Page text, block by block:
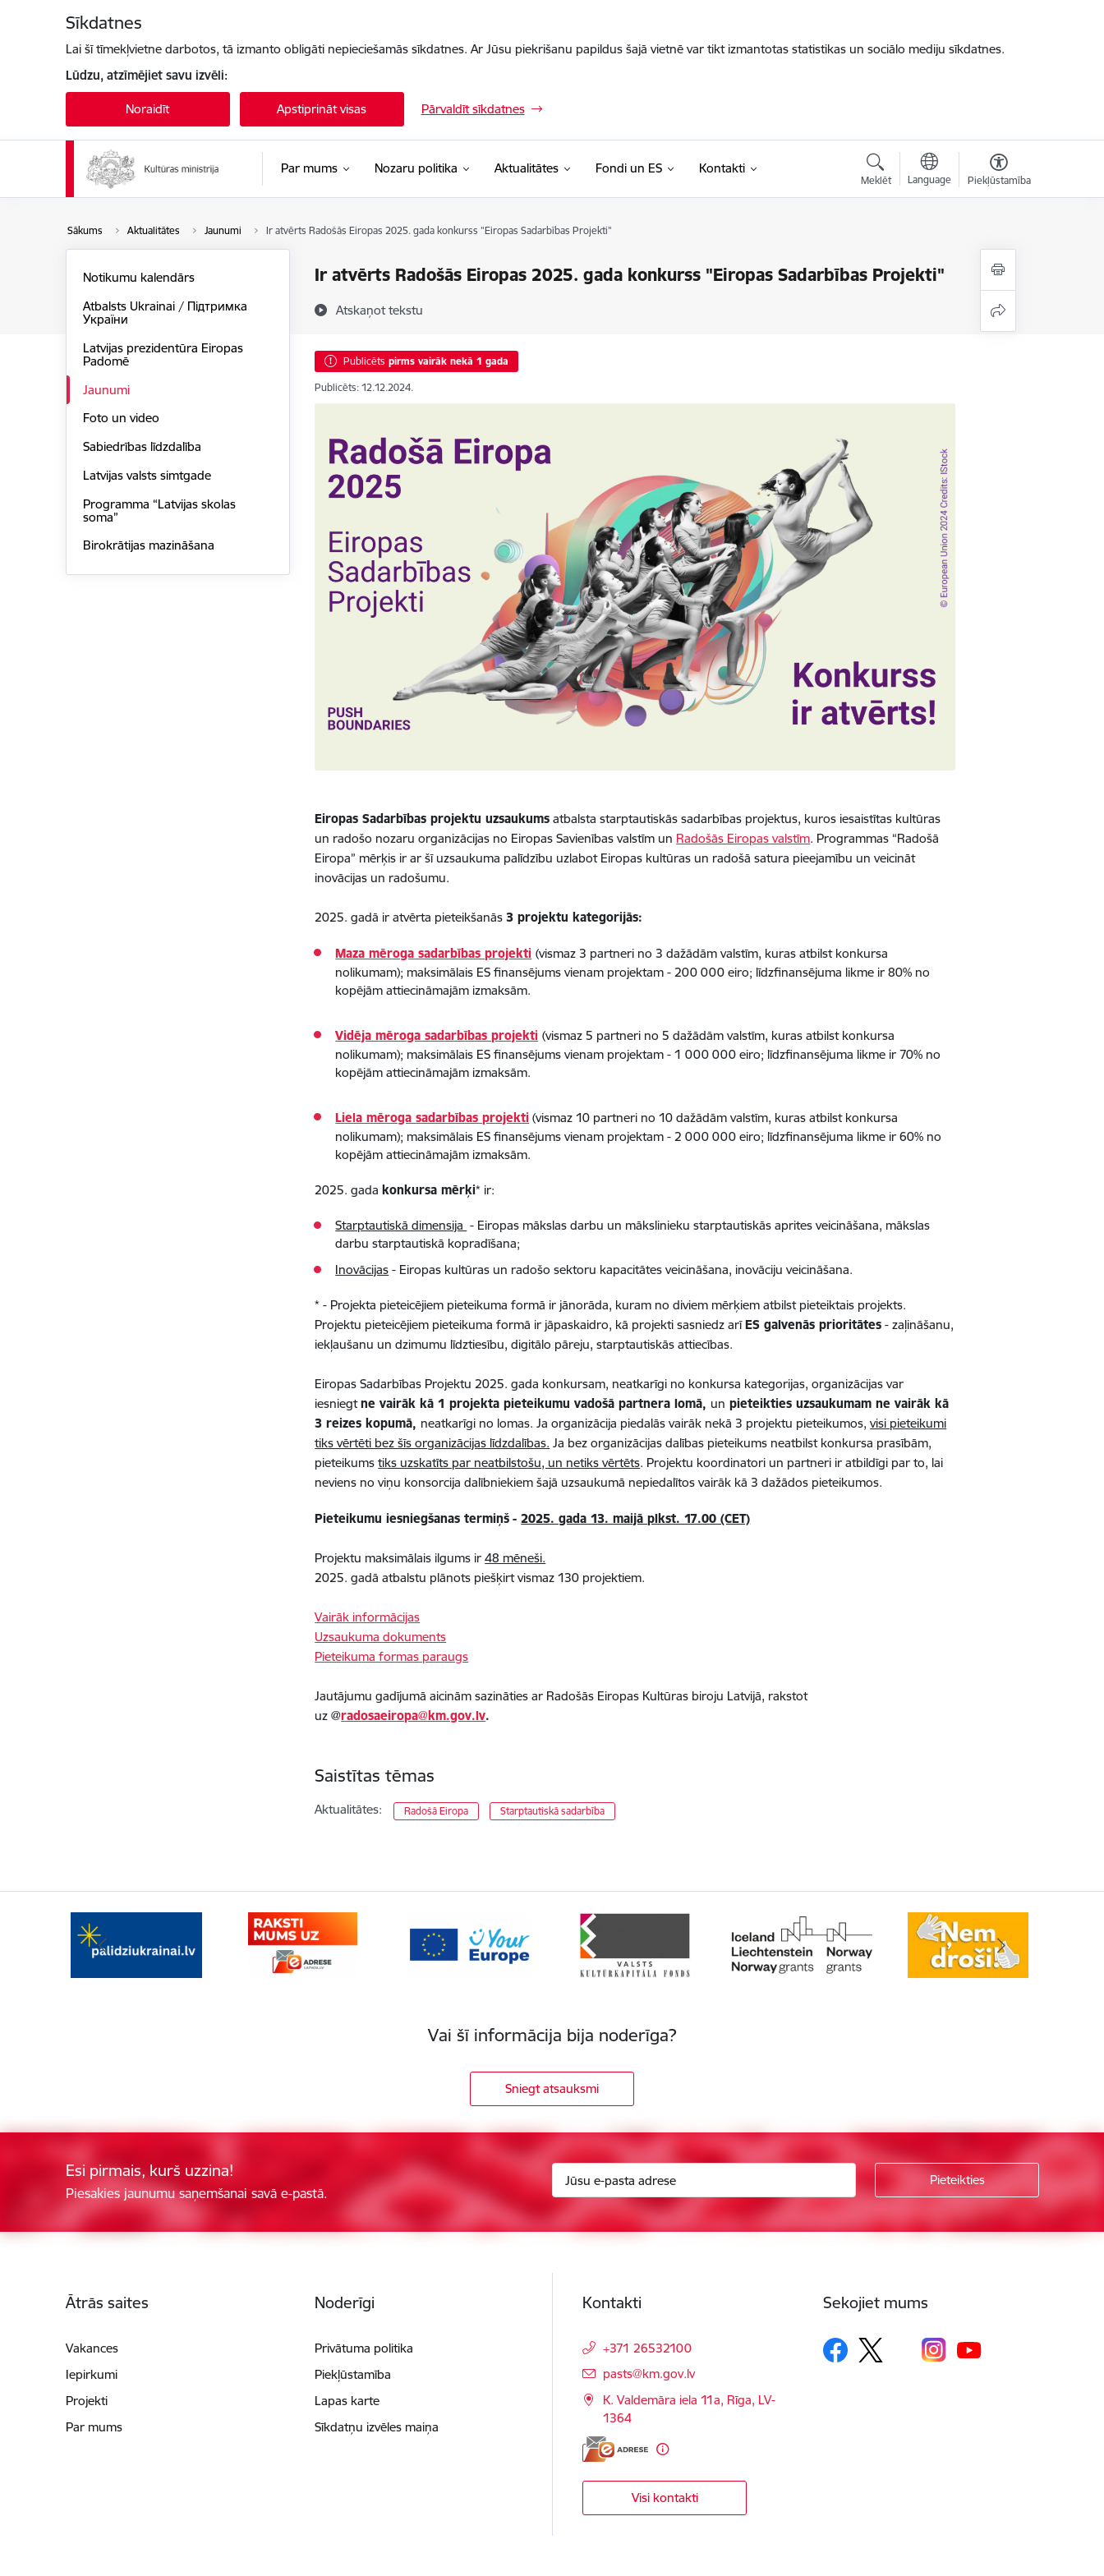
Sīkdatnes
Lai šī tīmekļvietne darbotos, tā izmanto obligāti nepieciešamās sīkdatnes. Ar Jūsu piekrišanu papildus šajā vietnē var tikt izmantotas statistikas un sociālo mediju sīkdatnes.
Lūdzu, atzīmējiet savu izvēli:
Noraidīt Apstiprināt visas Pārvaldīt sīkdatnes
Par mums Nozaru politika Aktualitātes Fondi un ES Kontakti
Meklēt Language Piekļūstamība
Sākums Aktualitātes Jaunumi Ir atvērts Radošās Eiropas 2025. gada konkurss "Eiropas Sadarbības Projekti"
Ir atvērts Radošās Eiropas 2025. gada konkurss "Eiropas Sadarbības Projekti"
Atskaņot tekstu
Notikumu kalendārs
Atbalsts Ukrainai / Підтримка
України
Latvijas prezidentūra Eiropas
Padomē
Jaunumi
Foto un video
Sabiedrības līdzdalība
Latvijas valsts simtgade
Programma “Latvijas skolas
soma”
Birokrātijas mazināšana
Publicēts pirms vairāk nekā 1 gada
Publicēts: 12.12.2024.
Eiropas Sadarbības projektu uzsaukums atbalsta starptautiskās sadarbības projektus, kuros iesaistītas kultūras
un radošo nozaru organizācijas no Eiropas Savienības valstīm un Radošās Eiropas valstīm. Programmas “Radošā
Eiropa” mērķis ir ar šī uzsaukuma palīdzību uzlabot Eiropas kultūras un radošā satura pieejamību un veicināt
inovācijas un radošumu.
2025. gadā ir atvērta pieteikšanās3 projektu kategorijās:
Maza mēroga sadarbības projekti (vismaz 3 partneri no 3 dažādām valstīm, kuras atbilst konkursa
nolikumam); maksimālais ES finansējums vienam projektam - 200 000 eiro; līdzfinansējuma likme ir 80% no
kopējām attiecināmajām izmaksām.
Vidēja mēroga sadarbības projekti (vismaz 5 partneri no 5 dažādām valstīm, kuras atbilst konkursa
nolikumam); maksimālais ES finansējums vienam projektam - 1 000 000 eiro; līdzfinansējuma likme ir 70% no
kopējām attiecināmajām izmaksām.
Liela mēroga sadarbības projekti (vismaz 10 partneri no 10 dažādām valstīm, kuras atbilst konkursa
nolikumam); maksimālais ES finansējums vienam projektam - 2 000 000 eiro; līdzfinansējuma likme ir 60% no
kopējām attiecināmajām izmaksām.
2025. gada konkursa mērķi* ir:
Starptautiskā dimensija - Eiropas mākslas darbu un mākslinieku starptautiskās aprites veicināšana, mākslas
darbu starptautiskā kopradīšana;
Inovācijas - Eiropas kultūras un radošo sektoru kapacitātes veicināšana, inovāciju veicināšana.
* - Projekta pieteicējiem pieteikuma formā ir jānorāda, kuram no diviem mērķiem atbilst pieteiktais projekts.
Projektu pieteicējiem pieteikuma formā ir jāpaskaidro, kā projekti sasniedz arīES galvenās prioritātes - zaļināšanu,
iekļaušanu un dzimumu līdztiesību, digitālo pāreju, starptautiskās attiecības.
Eiropas Sadarbības Projektu 2025. gada konkursam, neatkarīgi no konkursa kategorijas, organizācijas var
iesniegtne vairāk kā 1 projekta pieteikumu vadošā partnera lomā, un pieteikties uzsaukumam ne vairāk kā
3 reizes kopumā, neatkarīgi no lomas. Ja organizācija piedalās vairāk nekā 3 projektu pieteikumos,visi pieteikumi
tiks vērtēti bez šīs organizācijas līdzdalības. Ja bez organizācijas dalības pieteikums neatbilst konkursa prasībām,
pieteikumstiks uzskatīts par neatbilstošu, un netiks vērtēts. Projektu koordinatori un partneri ir atbildīgi par to, lai
neviens no viņu konsorcija dalībniekiem šajā uzsaukumā nepiedalītos vairāk kā 3 dažādos pieteikumos.
Pieteikumu iesniegšanas termiņš -2025. gada 13. maijā plkst. 17.00 (CET)
Projektu maksimālais ilgums ir48 mēneši.
​​​​2025. gadā atbalstu plānots piešķirt vismaz 130 projektiem.
Vairāk informācijas
Uzsaukuma dokuments
Pieteikuma formas paraugs
Jautājumu gadījumā aicinām sazināties ar Radošās Eiropas Kultūras biroju Latvijā, rakstot
uz@radosaeiropa@km.gov.lv.
Saistītas tēmas
Aktualitātes: Radošā Eiropa Starptautiskā sadarbība
Vai šī informācija bija noderīga?
Sniegt atsauksmi
Esi pirmais, kurš uzzina!
Piesakies jaunumu saņemšanai savā e-pastā.
Ātrās saites
Vakances
Iepirkumi
Projekti
Par mums
Noderīgi
Privātuma politika
Piekļūstamība
Lapas karte
Sīkdatņu izvēles maiņa
Kontakti
+371 26532100
E-pasts:
pasts@km.gov.lv
K. Valdemāra iela 11a, Rīga, LV-
1364
Visi kontakti
Sekojiet mums